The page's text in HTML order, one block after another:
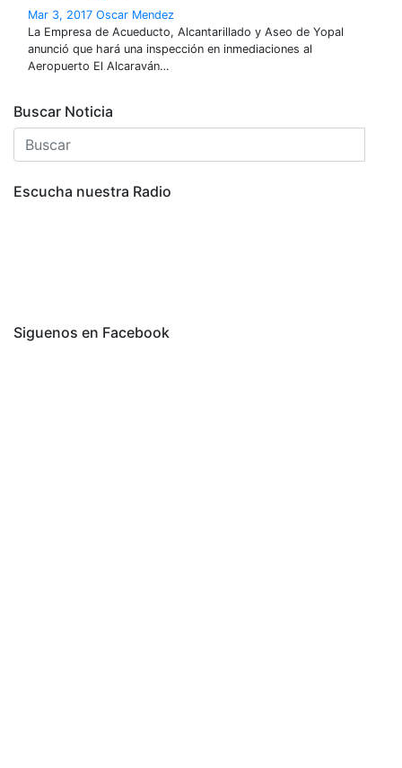
Mar 3, 2017 Oscar Mendez
La Empresa de Acueducto, Alcantarillado y Aseo de Yopal
anunció que hará una inspección en inmediaciones al
Aeropuerto El Alcaraván…
Buscar Noticia
Escucha nuestra Radio
Siguenos en Facebook